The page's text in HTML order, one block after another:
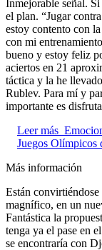
Inmejorable señal.
el plan. “Jugar
estoy contento con
con mi
bueno y estoy feliz
aciertos en 21
táctica y la he
Rublev. Para mí y
importante es
Leer más
Juegos Olímpicos
Más información
Están
magnífico, en un
Fantástica la
tenga ya el pase en
se encontraría con